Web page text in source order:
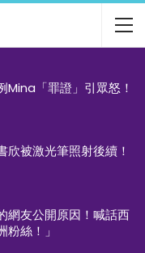
Mina「罪證」引眾怒！
被激光筆照射後續！
網友公開原因！喊話西
絲！」